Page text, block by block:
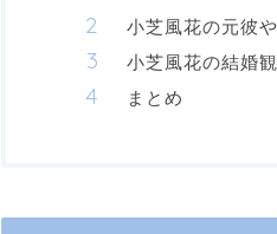
小芝風花の元彼
小芝風花の結婚
まとめ